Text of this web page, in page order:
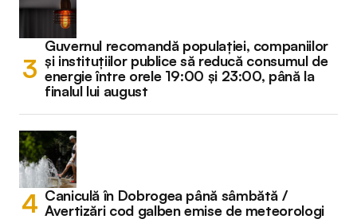
Guvernul recomandă populației, companiilor
și instituțiilor publice să reducă consumul de
energie între orele 19:00 și 23:00, până la
finalul lui august
Caniculă în Dobrogea până sâmbătă /
Avertizări cod galben emise de meteorologi